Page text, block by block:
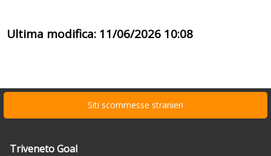
Ultima modifica: 11/06/2026 10:08
Siti scommesse stranieri
Triveneto Goal